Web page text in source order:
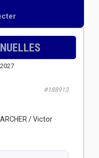
#188913
/ Victor